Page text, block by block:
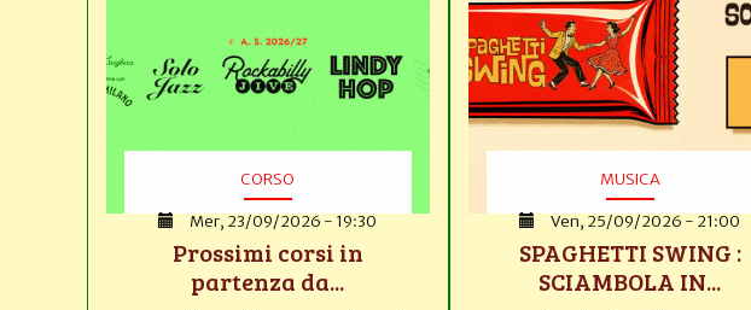
CORSO
Mer, 23/09/2026 - 19:30
Prossimi corsi in
partenza da...
MUSICA
Ven, 25/09/2026 - 21:00
SPAGHETTI SWING :
SCIAMBOLA IN...